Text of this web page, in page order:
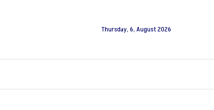
Thursday, 6, August 2026